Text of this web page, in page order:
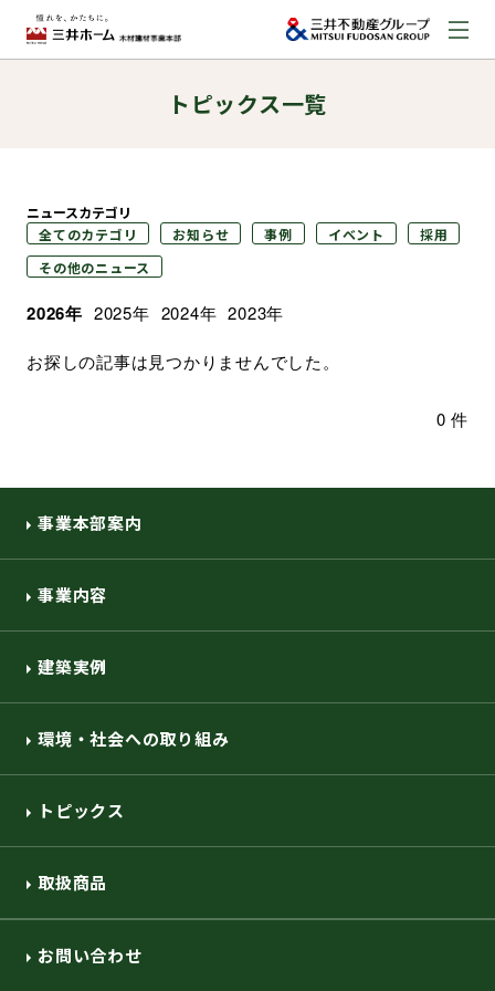
お問い合わせ
事業本部案内
建築実例
イベントレポート一覧
トピックス一覧
ニュースカテゴリ
全てのカテゴリ
お知らせ 事例 イベント
採用
その他のニュース
2026年 2025年 2024年 2023年
お探しの記事は見つかりませんでした。
0 件
事業本部案内
事業内容
建築実例
環境・社会への取り組み
トピックス
取扱商品
お問い合わせ